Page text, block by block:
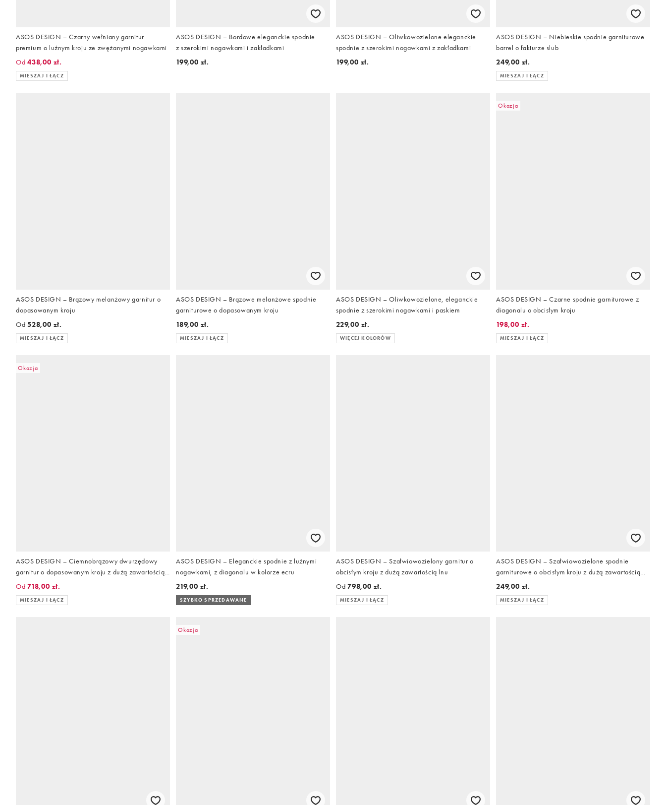
ASOS DESIGN – Czarny wełniany garnitur
premium o luźnym kroju ze zwężanymi nogawkami
Od 438,00 zł.
MIESZAJ I ŁĄCZ
ASOS DESIGN – Bordowe eleganckie spodnie
z szerokimi nogawkami i zakładkami
199,00 zł.
ASOS DESIGN – Oliwkowozielone eleganckie
spodnie z szerokimi nogawkami z zakładkami
199,00 zł.
ASOS DESIGN – Niebieskie spodnie garniturowe
barrel o fakturze slub
249,00 zł.
MIESZAJ I ŁĄCZ
ASOS DESIGN – Brązowy melanżowy garnitur o
dopasowanym kroju
Od 528,00 zł.
MIESZAJ I ŁĄCZ
ASOS DESIGN – Brązowe melanżowe spodnie
garniturowe o dopasowanym kroju
189,00 zł.
MIESZAJ I ŁĄCZ
ASOS DESIGN – Oliwkowozielone, eleganckie
spodnie z szerokimi nogawkami i paskiem
229,00 zł.
WIĘCEJ KOLORÓW
Okazja
ASOS DESIGN – Czarne spodnie garniturowe z
diagonalu o obcisłym kroju
198,00 zł.
MIESZAJ I ŁĄCZ
Okazja
ASOS DESIGN – Ciemnobrązowy dwurzędowy
garnitur o dopasowanym kroju z dużą zawartością
lnu
Od 718,00 zł.
MIESZAJ I ŁĄCZ
ASOS DESIGN – Eleganckie spodnie z luźnymi
nogawkami, z diagonalu w kolorze ecru
219,00 zł.
SZYBKO SPRZEDAWANE
ASOS DESIGN – Szałwiowozielony garnitur o
obcisłym kroju z dużą zawartością lnu
Od 798,00 zł.
MIESZAJ I ŁĄCZ
ASOS DESIGN – Szałwiowozielone spodnie
garniturowe o obcisłym kroju z dużą zawartością
lnu
249,00 zł.
MIESZAJ I ŁĄCZ
Okazja